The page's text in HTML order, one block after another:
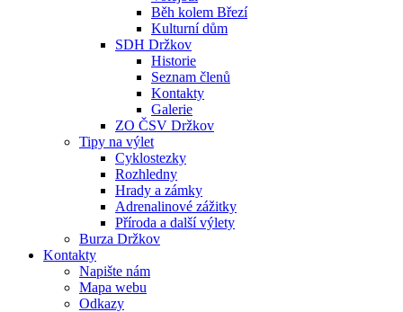
Běh kolem Březí
Kulturní dům
SDH Držkov
Historie
Seznam členů
Kontakty
Galerie
ZO ČSV Držkov
Tipy na výlet
Cyklostezky
Rozhledny
Hrady a zámky
Adrenalinové zážitky
Příroda a další výlety
Burza Držkov
Kontakty
Napište nám
Mapa webu
Odkazy